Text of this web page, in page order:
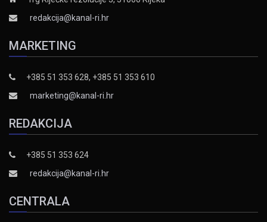
redakcija@kanal-ri.hr
MARKETING
+385 51 353 628, +385 51 353 610
marketing@kanal-ri.hr
REDAKCIJA
+385 51 353 624
redakcija@kanal-ri.hr
CENTRALA